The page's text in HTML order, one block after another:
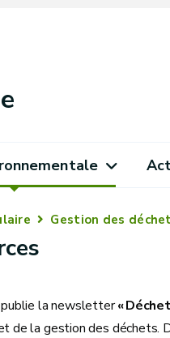
Gestion des
la newsletter«
de la gestion des déchets.